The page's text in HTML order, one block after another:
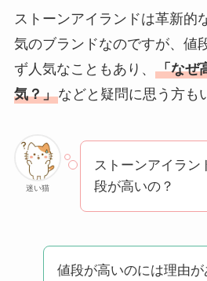
人
ア
パ
ク
人
た
ストーンアイランドは革新的
気のブランドなのですが、値
ず人気なこともあり、 「なぜ
気？」などと疑問に思う方も
迷い猫
ストーンアイラン
段が高いの？
値段が高いのには理由が